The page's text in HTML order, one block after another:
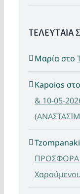
ΤΕΛΕΥΤΑΙΑ
Μαρία στο
Kapoios στο
& 10-05-
ΠΡΟΣΦΟΡΑ